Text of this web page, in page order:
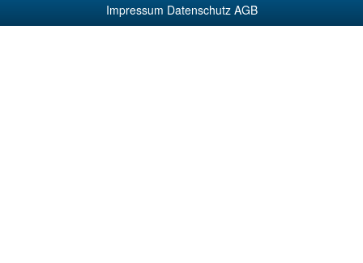
Impressum Datenschutz AGB